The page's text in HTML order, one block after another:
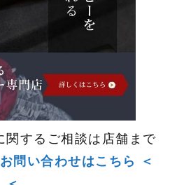
関するご相談は店舗まで
問い合わせはこちら ＜